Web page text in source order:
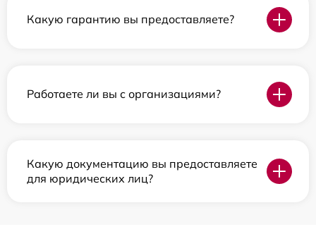
Какую гарантию вы предоставляете?
Работаете ли вы с организациями?
Какую документацию вы предоставляете
для юридических лиц?